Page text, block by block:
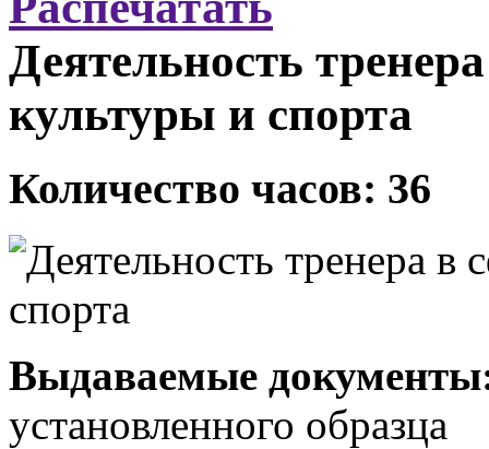
Деятельность
культуры и спорта
Количество часов: 36
Выдаваемые
установленного образца